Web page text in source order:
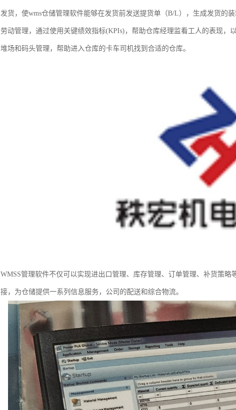
发货，使wms仓储管理软件能够在发货前发送提货单（B/L），生成发货的
劳动管理，通过使用关键绩效指标(KPIs)，帮助仓库经理监看工人的表现，
堆场和码头管理，帮助进入仓库的卡车司机找到合适的仓库。
WMSS管理软件不仅可以实现进出口管理、库存管理、订单管理、补货策
接，为仓储提供一系列信息服务，公司的配送和综合物流。